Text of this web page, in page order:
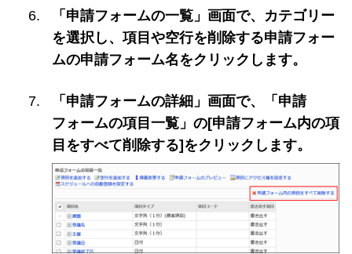
「申請フォームの一覧」画面で、カテゴリー
を選択し、項目や空行を削除する申請フォー
ムの申請フォーム名をクリックします。
「申請フォームの詳細」画面で、「申請
フォームの項目一覧」の[申請フォーム内の項
目をすべて削除する]をクリックします。